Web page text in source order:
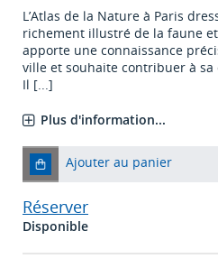
L’Atlas de la Nature à Paris
richement illustré de la faune
apporte une connaissance
ville et souhaite contribuer à
Il [...]
Plus d'information...
Ajouter au panier
Réserver
Disponible